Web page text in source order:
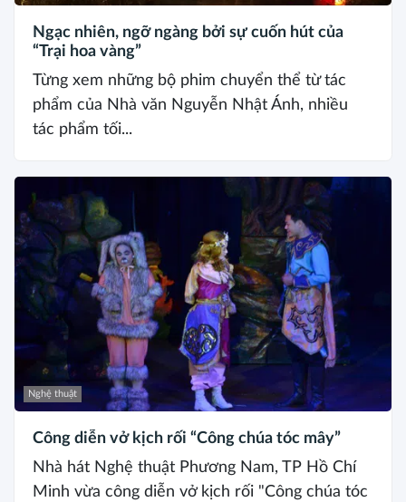
Ngạc nhiên, ngỡ ngàng bởi sự cuốn hút của
“Trại hoa vàng”
Từng xem những bộ phim chuyển thể từ tác
phẩm của Nhà văn Nguyễn Nhật Ánh, nhiều
tác phẩm tối...
Nghệ thuật
Công diễn vở kịch rối “Công chúa tóc mây”
Nhà hát Nghệ thuật Phương Nam, TP Hồ Chí
Minh vừa công diễn vở kịch rối "Công chúa tóc